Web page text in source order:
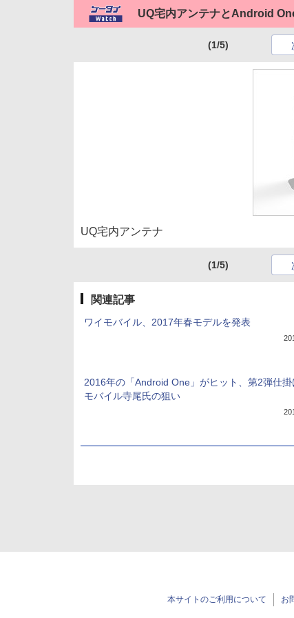
UQ宅内アンテナとAndroid
(1/5)
UQ宅内アンテナ
(1/5)
関連記事
ワイモバイル、2017年春モデルを発表
2016年の「Android One」がヒット、第2弾仕掛
モバイル寺尾氏の狙い
本サイトのご利用について お